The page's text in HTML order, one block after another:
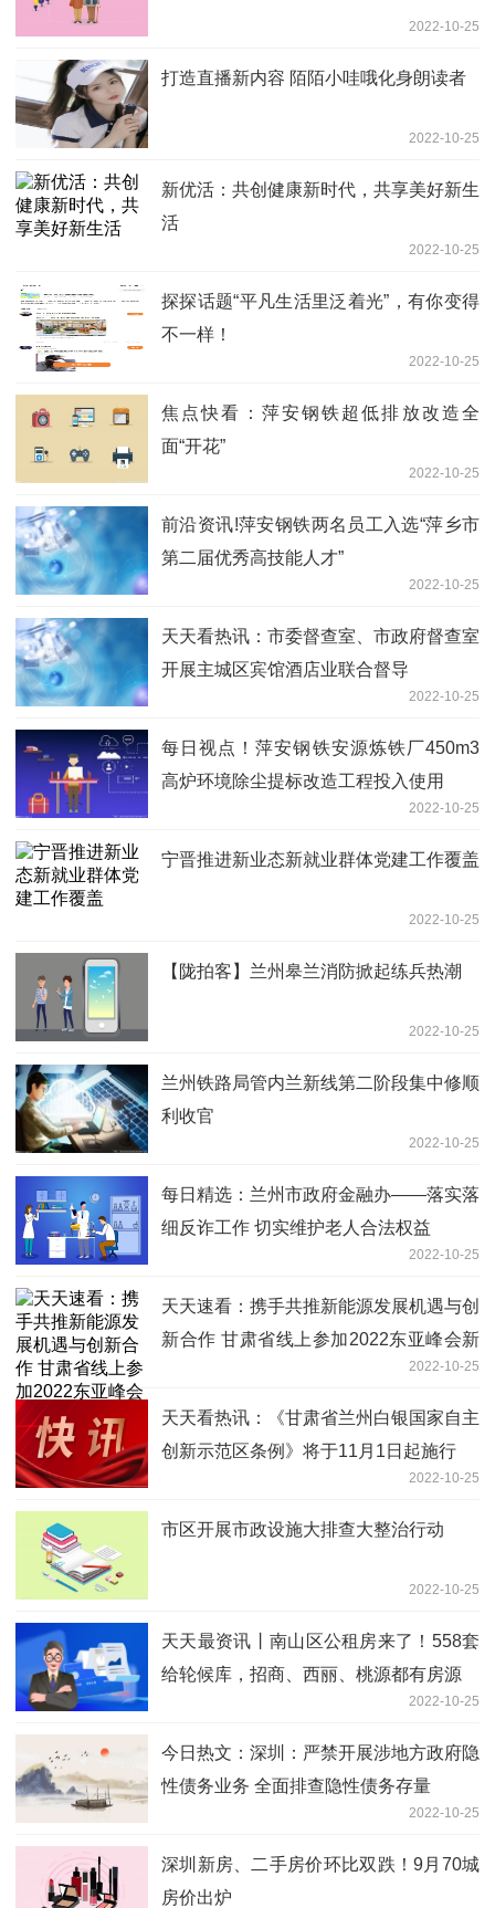
2022-10-25
打造直播新内容 陌陌小哇哦化身朗读者
2022-10-25
新优活：共创健康新时代，共享美好新生
活
2022-10-25
探探话题“平凡生活里泛着光”，有你变得
不一样！
2022-10-25
焦点快看：萍安钢铁超低排放改造全
面“开花”
2022-10-25
前沿资讯!萍安钢铁两名员工入选“萍乡市
第二届优秀高技能人才”
2022-10-25
天天看热讯：市委督查室、市政府督查室
开展主城区宾馆酒店业联合督导
2022-10-25
每日视点！萍安钢铁安源炼铁厂450m3
高炉环境除尘提标改造工程投入使用
2022-10-25
宁晋推进新业态新就业群体党建工作覆盖
2022-10-25
【陇拍客】兰州皋兰消防掀起练兵热潮
2022-10-25
兰州铁路局管内兰新线第二阶段集中修顺
利收官
2022-10-25
每日精选：兰州市政府金融办——落实落
细反诈工作 切实维护老人合法权益
2022-10-25
天天速看：携手共推新能源发展机遇与创
新合作 甘肃省线上参加2022东亚峰会新
2022-10-25
天天看热讯：《甘肃省兰州白银国家自主
创新示范区条例》将于11月1日起施行
2022-10-25
市区开展市政设施大排查大整治行动
2022-10-25
天天最资讯丨南山区公租房来了！558套
给轮候库，招商、西丽、桃源都有房源
2022-10-25
今日热文：深圳：严禁开展涉地方政府隐
性债务业务 全面排查隐性债务存量
2022-10-25
深圳新房、二手房价环比双跌！9月70城
房价出炉